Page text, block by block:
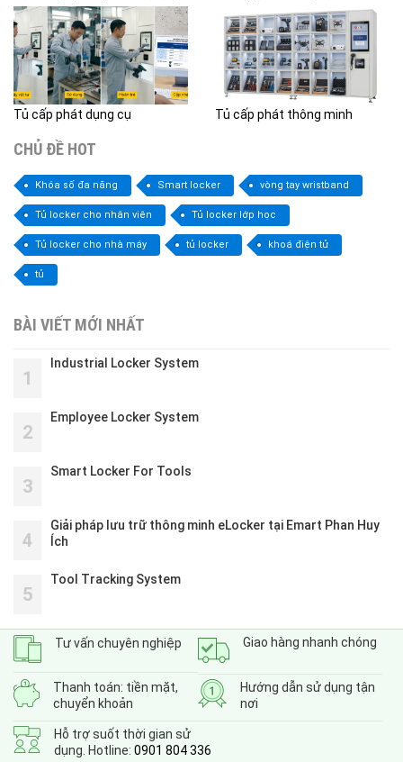
Tủ cấp phát dụng cụ Tủ cấp phát thông minh
CHỦ ĐỀ HOT
Khóa số đa năng Smart locker vòng tay wristband
Tủ locker cho nhân viên Tủ locker lớp học
Tủ locker cho nhà máy tủ locker khoá điện tử
tủ
BÀI VIẾT MỚI NHẤT
1
Industrial Locker System
2
Employee Locker System
3
Smart Locker For Tools
4
Giải pháp lưu trữ thông minh eLocker tại Emart Phan Huy
Ích
5
Tool Tracking System
Tư vấn chuyên nghiệp Giao hàng nhanh chóng
Thanh toán: tiền mặt,
chuyển khoản
Hướng dẫn sử dụng tận
nơi
Hỗ trợ suốt thời gian sử
dụng. Hotline: 0901 804 336